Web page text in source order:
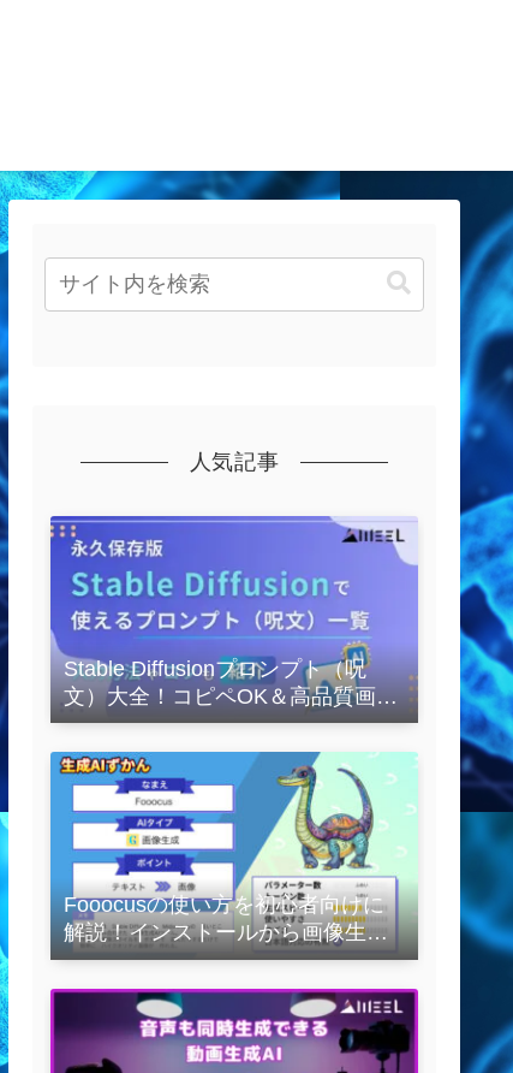
人気記事
Stable Diffusionプロンプト（呪
文）大全！コピペOK＆高品質画像
を作るコツの完全保存版
Fooocusの使い方を初心者向けに
解説！インストールから画像生成
の実践まで紹介